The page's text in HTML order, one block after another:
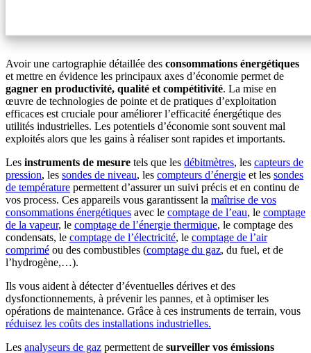
Avoir une cartographie détaillée des consommations énergétiques
et mettre en évidence les principaux axes d’économie permet de
gagner en productivité, qualité et compétitivité. La mise en
œuvre de technologies de pointe et de pratiques d’exploitation
efficaces est cruciale pour améliorer l’efficacité énergétique des
utilités industrielles. Les potentiels d’économie sont souvent mal
exploités alors que les gains à réaliser sont rapides et importants.
Les instruments de mesure tels que les débitmètres, les capteurs de
pression, les sondes de niveau, les compteurs d’énergie et les sondes
de température permettent d’assurer un suivi précis et en continu de
vos process. Ces appareils vous garantissent la maîtrise de vos
consommations énergétiques avec le comptage de l’eau, le comptage
de la vapeur, le comptage de l’énergie thermique, le comptage des
condensats, le comptage de l’électricité, le comptage de l’air
comprimé ou des combustibles (comptage du gaz, du fuel, et de
l’hydrogène,…).
Ils vous aident à détecter d’éventuelles dérives et des
dysfonctionnements, à prévenir les pannes, et à optimiser les
opérations de maintenance. Grâce à ces instruments de terrain, vous
réduisez les coûts des installations industrielles.
Les analyseurs de gaz permettent de surveiller vos émissions